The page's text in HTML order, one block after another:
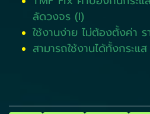
ลัดวงจร (I)
ใช้งานง่าย ไม่ต้องตั้งค่า ร
สามารถใช้งานได้ทั้งกระแ